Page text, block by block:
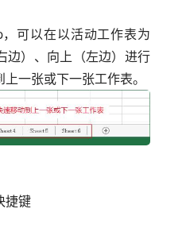
可以在以活动工作表为
边）、向上（左边）进行
一张或下一张工作表。
捷键